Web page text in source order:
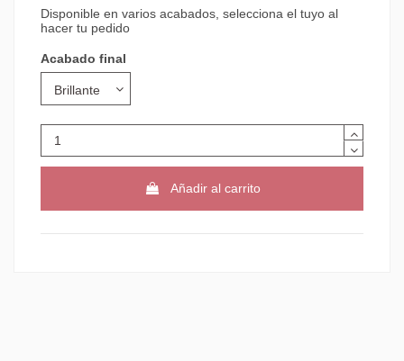
Disponible en varios acabados, selecciona el tuyo al
hacer tu pedido
Acabado final
Añadir al carrito